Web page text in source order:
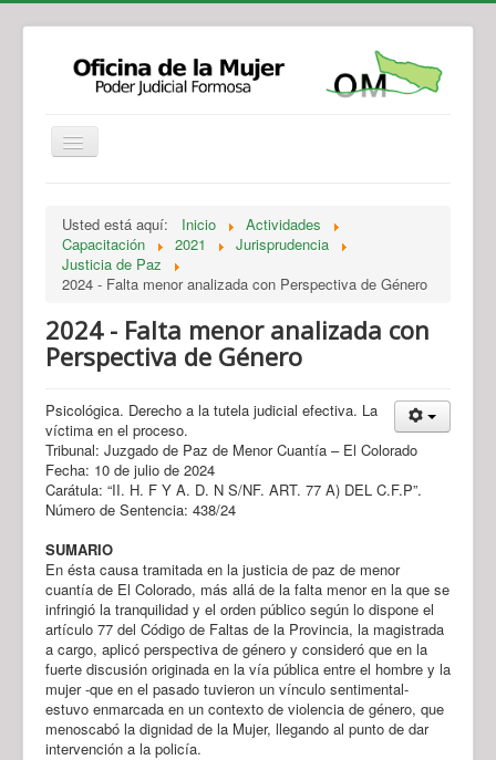
Legislación
Novedades
Recursos y Servicios de Atención
Usted está aquí: Inicio
Actividades
Capacitación
2021
Jurisprudencia
Justicia de Paz
2024 - Falta menor analizada con Perspectiva de Género
2024 - Falta menor analizada con
Perspectiva de Género
Psicológica. Derecho a la tutela judicial efectiva. La
víctima en el proceso.
Tribunal: Juzgado de Paz de Menor Cuantía – El Colorado
Fecha: 10 de julio de 2024
Carátula: “II. H. F Y A. D. N S/NF. ART. 77 A) DEL C.F.P”.
Número de Sentencia: 438/24
SUMARIO
En ésta causa tramitada en la justicia de paz de menor
cuantía de El Colorado, más allá de la falta menor en la que se
infringió la tranquilidad y el orden público según lo dispone el
artículo 77 del Código de Faltas de la Provincia, la magistrada
a cargo, aplicó perspectiva de género y consideró que en la
fuerte discusión originada en la vía pública entre el hombre y la
mujer -que en el pasado tuvieron un vínculo sentimental-
estuvo enmarcada en un contexto de violencia de género, que
menoscabó la dignidad de la Mujer, llegando al punto de dar
intervención a la policía.